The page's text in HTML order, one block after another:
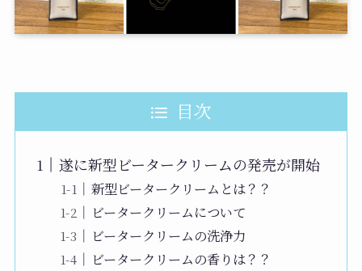
目次
遂に新型ビータークリームの発売が開始
新型ビータークリームとは？？
ビータークリームについて
ビータークリームの洗浄力
ビータークリームの香りは？？